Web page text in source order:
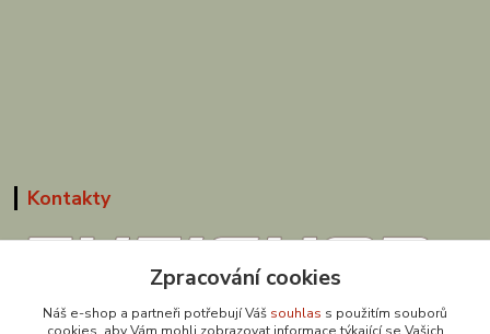
Kontakty
608 867 477
Zpracování cookies
Náš e-shop a partneři potřebují Váš souhlas s použitím souborů